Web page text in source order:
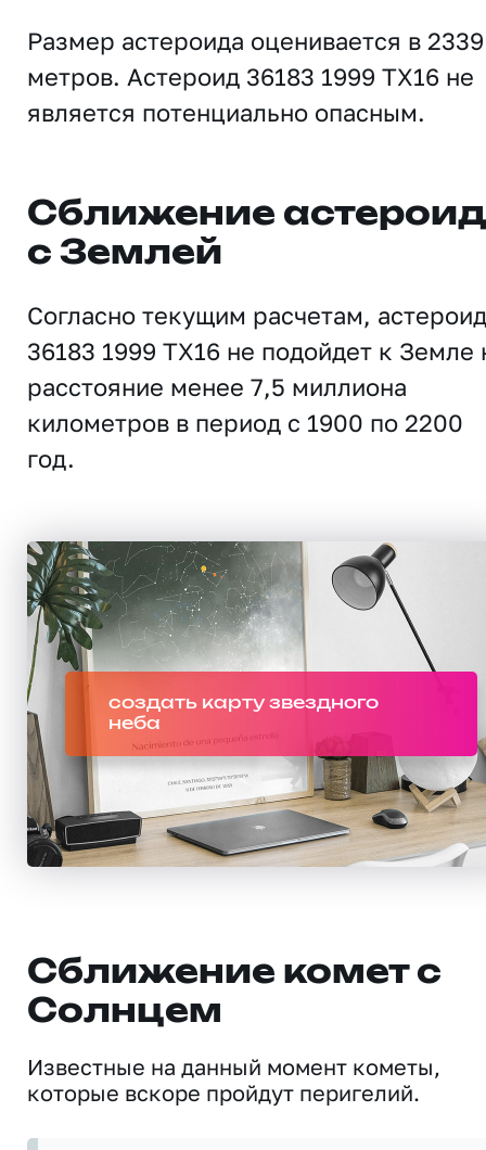
Размер астероида оценивается в 2339
метров. Астероид 36183 1999 TX16 не
является потенциально опасным.
Сближение
с Землей
Согласно текущим расчетам, астероид
36183 1999 TX16 не подойдет к Земле
расстояние менее 7,5 миллиона
километров в период с 1900 по 2200
год.
создать карту звездного
неба
Сближение комет с
Солнцем
Известные на данный момент кометы,
которые вскоре пройдут перигелий.